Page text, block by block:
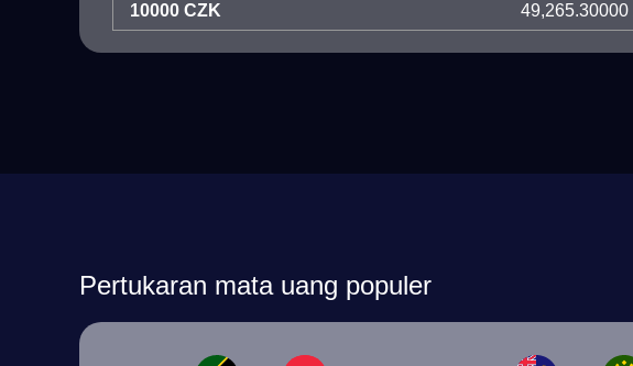
10000 CZK 49,265.30000
Pertukaran mata uang populer